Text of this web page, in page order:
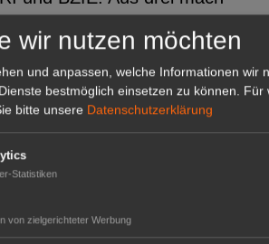
55. Fleuroselect-
wir nutzen möchten
und anpassen, welche Informationen wir
bestmöglich einsetzen zu können.
Für
bitte unsere Datenschutzerklärung
Statistiken
von zielgerichteter Werbung